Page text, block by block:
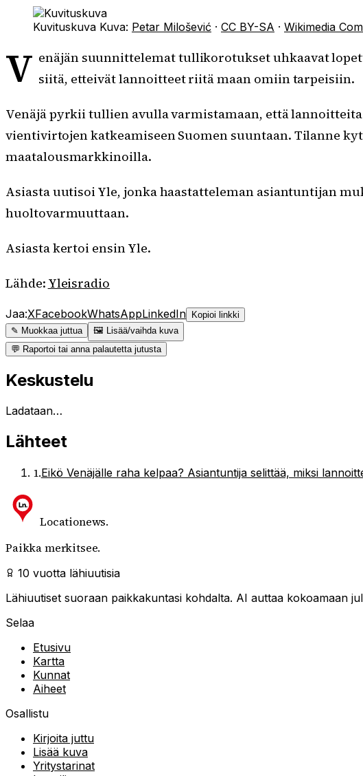
Kuvituskuva Kuva: Petar Milošević · CC BY-SA · Wikimedia
V enäjän suunnittelemat tullikorotukset uhkaavat
siitä, etteivät lannoitteet riitä maan omiin tarpeisiin.
Venäjä pyrkii tullien avulla varmistamaan, että
vientivirtojen katkeamiseen Suomen suuntaan. Tilanne
maatalousmarkkinoilla.
Asiasta uutisoi Yle, jonka haastatteleman asiantuntijan
huoltovarmuuttaan.
Asiasta kertoi ensin Yle.
Lähde: Yleisradio
Jaa:XFacebookWhatsAppLinkedIn
Kopioi linkki
✎ Muokkaa juttua
🖼 Lisää/vaihda kuva
💬 Raportoi tai anna palautetta jutusta
Keskustelu
Ladataan…
Lähteet
1.Eikö Venäjälle raha kelpaa? Asiantuntija selittää, miksi
Locationews.
Paikka merkitsee.
10 vuotta lähiuutisia
Lähiuutiset suoraan paikkakuntasi kohdalta. AI auttaa kokoamaan
Selaa
Etusivu
Kartta
Kunnat
Aiheet
Osallistu
Kirjoita juttu
Lisää kuva
Yritystarinat